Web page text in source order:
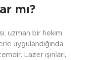
mı?
uzman bir hekim
uygulandığında
Lazer ışınları,